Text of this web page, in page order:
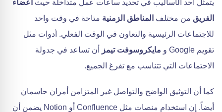
يتمثل أحد الأساليب في تحديد ساعات عمل متداخلة حيث أعضاء
الفريق من مختلف المناطق الزمنية متاحة في وقت واحد
للاجتماعات الرئيسية والتعاون في الوقت الفعلي. أدوات مثل
تقويم Google و
مايكروسوفت تيمز
أن تساعد في جدولة
الاجتماعات التي تتناسب مع تفرغ الجميع.
كما أن التوثيق الواضح والتواصل غير المتزامن أمران حاسمان
أيضاً. إن استخدام منصات مثل Confluence أو Notion يضمن أن